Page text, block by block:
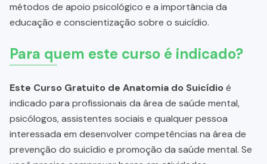
métodos de apoio psicológico e a importância da
educação e conscientização sobre o suicídio.
Para quem este curso é indicado?
Este Curso Gratuito de Anatomia do Suicídioé
indicado para profissionais da área de saúde mental,
psicólogos, assistentes sociais e qualquer pessoa
interessada em desenvolver competências na área de
prevenção do suicídio e promoção da saúde mental. Se